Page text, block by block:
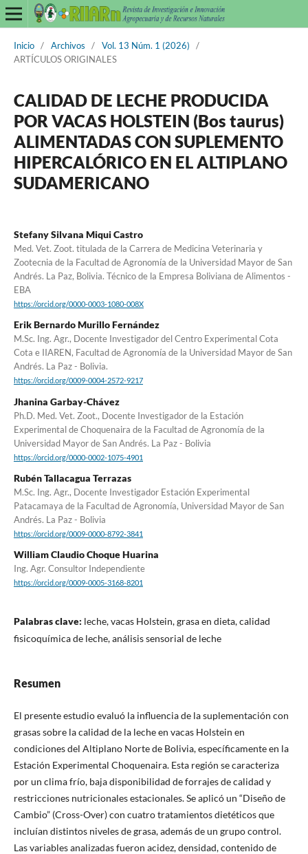
Inicio / Archivos / Vol. 13 Núm. 1 (2026)
/
ARTÍCULOS ORIGINALES
CALIDAD DE LECHE PRODUCIDA
POR VACAS HOLSTEIN (Bos taurus)
ALIMENTADAS CON SUPLEMENTO
HIPERCALÓRICO EN EL ALTIPLANO
SUDAMERICANO
Stefany Silvana Miqui Castro
Med. Vet. Zoot. titulada de la Carrera de Medicina Veterinaria y
Zootecnia de la Facultad de Agronomía de la Universidad Mayor de San
Andrés. La Paz, Bolivia. Técnico de la Empresa Boliviana de Alimentos -
EBA
https://orcid.org/0000-0003-1080-008X
Erik Bernardo Murillo Fernández
M.Sc. Ing. Agr., Docente Investigador del Centro Experimental Cota
Cota e IIAREN, Facultad de Agronomía de la Universidad Mayor de San
Andrés. La Paz - Bolivia.
https://orcid.org/0009-0004-2572-9217
Jhanina Garbay-Chávez
Ph.D. Med. Vet. Zoot., Docente Investigador de la Estación
Experimental de Choquenaira de la Facultad de Agronomía de la
Universidad Mayor de San Andrés. La Paz - Bolivia
https://orcid.org/0000-0002-1075-4901
Rubén Tallacagua Terrazas
M.Sc. Ing. Agr., Docente Investigador Estación Experimental
Patacamaya de la Facultad de Agronomía, Universidad Mayor de San
Andrés. La Paz - Bolivia
https://orcid.org/0009-0000-8792-3841
William Claudio Choque Huarina
Ing. Agr. Consultor Independiente
https://orcid.org/0009-0005-3168-8201
Palabras clave: leche, vacas Holstein, grasa en dieta, calidad
fisicoquímica de leche, análisis sensorial de leche
Resumen
El presente estudio evaluó la influencia de la suplementación con
grasas sobre la calidad de la leche en vacas Holstein en
condiciones del Altiplano Norte de Bolivia, específicamente en la
Estación Experimental Choquenaira. Esta región se caracteriza
por un clima frío, baja disponibilidad de forrajes de calidad y
restricciones nutricionales estacionales. Se aplicó un “Diseño de
Cambio” (Cross-Over) con cuatro tratamientos dietéticos que
incluían distintos niveles de grasa, además de un grupo control.
Las variables analizadas fueron acidez, densidad, contenido de